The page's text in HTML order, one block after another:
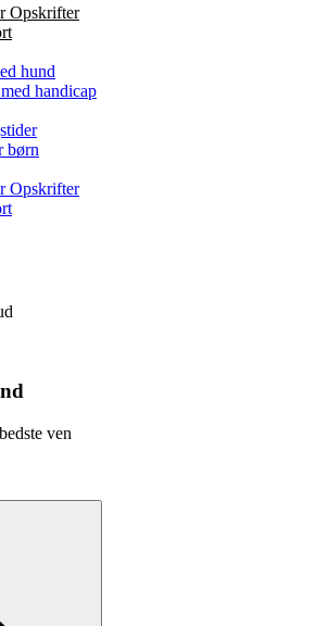
Opskrifter
hund
handicap
børn
Opskrifter
ven